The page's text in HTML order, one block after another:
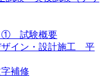
① 試験概要
イン・設計施工 平
補修